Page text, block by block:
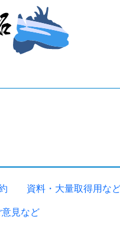
資料・大量取得用な
意見など